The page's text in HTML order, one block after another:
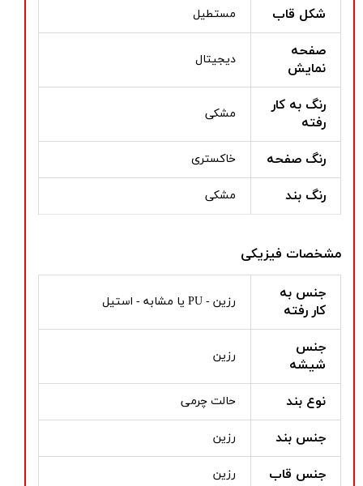
شکل قاب مستطیل
صفحه
نمایش
دیجیتال
رنگ به کار
رفته
مشکی
رنگ صفحه خاکستری
رنگ بند مشکی
مشخصات فیزیکی
جنس به
کار رفته
رزین - PU یا مشابه - استیل
جنس
شیشه
رزین
نوع بند حالت چرمی
جنس بند رزین
جنس قاب رزین